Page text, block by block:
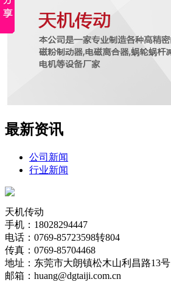
最新资讯
公司新闻
行业新闻
天机传动
手机：18028294447
电话：0769-85723598转804
传真：0769-85704468
地址：东莞市大朗镇松木山利昌路13号
邮箱：huang@dgtaiji.com.cn